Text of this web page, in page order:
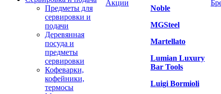
Предметы для
сервировки и
подачи
Деревянная
посуда и
предметы
сервировки
Кофеварки,
кофейники,
термосы
Акции
Noble
MGSteel
Martellato
Lumian Luxury
Bar Tools
Luigi Bormioli